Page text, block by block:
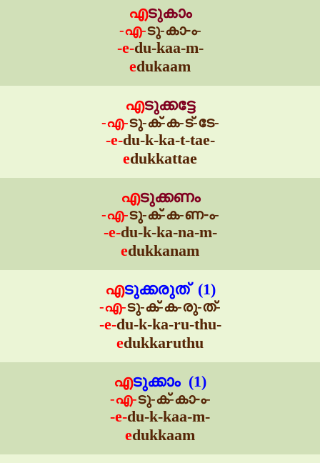
എടുകാം
-എ-ടു-കാ-ം-
-e-du-kaa-m-
edukaam
എടുക്കട്ടേ
-എ-ടു-ക്-ക-ട്-ടേ-
-e-du-k-ka-t-tae-
edukkattae
എടുക്കണം
-എ-ടു-ക്-ക-ണ-ം-
-e-du-k-ka-na-m-
edukkanam
എടുക്കരുത് (1)
-എ-ടു-ക്-ക-രു-ത്-
-e-du-k-ka-ru-thu-
edukkaruthu
എടുക്കാം (1)
-എ-ടു-ക്-കാ-ം-
-e-du-k-kaa-m-
edukkaam